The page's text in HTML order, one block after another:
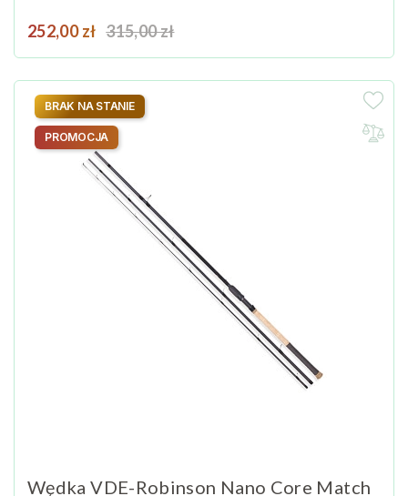
Cena
252,00 zł Cena podstawowa
315,00 zł
Wędka VDE-Robinson Nano Core Match
BRAK NA STANIE
PROMOCJA